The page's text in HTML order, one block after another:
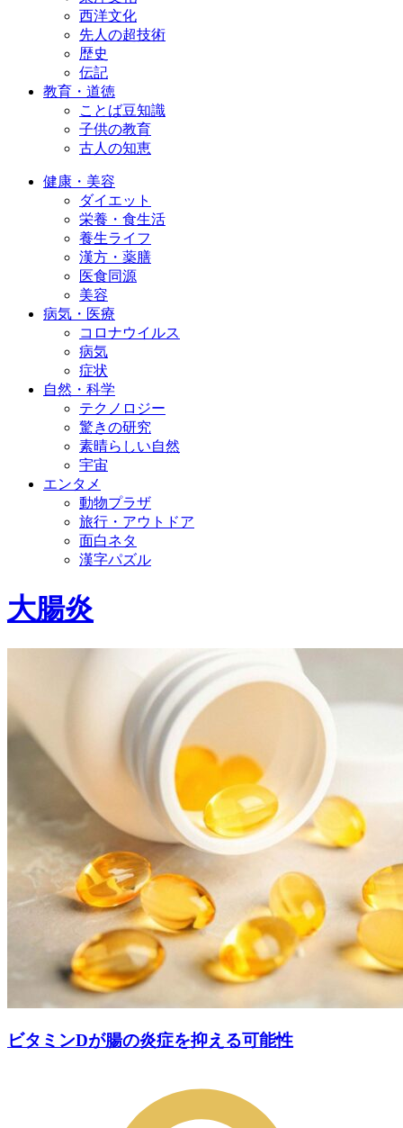
西洋文化
先人の超技術
歴史
伝記
教育・道徳
ことば豆知識
子供の教育
古人の知恵
健康・美容
ダイエット
栄養・食生活
養生ライフ
漢方・薬膳
医食同源
美容
病気・医療
コロナウイルス
病気
症状
自然・科学
テクノロジー
驚きの研究
素晴らしい自然
宇宙
エンタメ
動物プラザ
旅行・アウトドア
面白ネタ
漢字パズル
大腸炎
ビタミンDが腸の炎症を抑える可能性